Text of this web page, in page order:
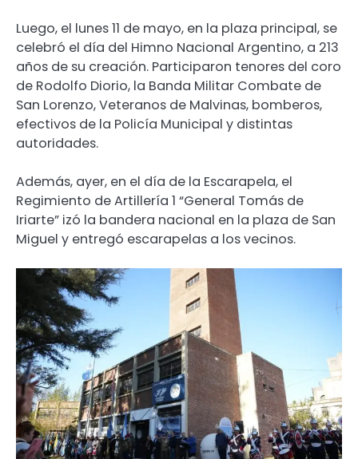
Luego, el lunes 11 de mayo, en la plaza principal, se
celebró el día del Himno Nacional Argentino, a 213
años de su creación. Participaron tenores del coro
de Rodolfo Diorio, la Banda Militar Combate de
San Lorenzo, Veteranos de Malvinas, bomberos,
efectivos de la Policía Municipal y distintas
autoridades.
Además, ayer, en el día de la Escarapela, el
Regimiento de Artillería 1 “General Tomás de
Iriarte” izó la bandera nacional en la plaza de San
Miguel y entregó escarapelas a los vecinos.